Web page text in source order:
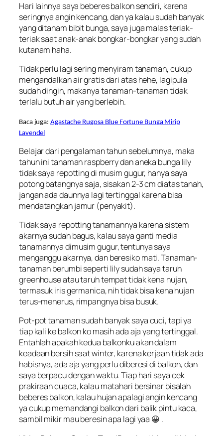
Hari lainnya saya beberes balkon sendiri, karena
seringnya angin kencang, dan ya kalau sudah banyak
yang ditanam bibit bunga, saya juga malas teriak-
teriak saat anak-anak bongkar-bongkar yang sudah
kutanam haha.
Tidak perlu lagi sering menyiram tanaman, cukup
mengandalkan air gratis dari atas hehe, lagipula
sudah dingin, makanya tanaman-tanaman tidak
terlalu butuh air yang berlebih.
Baca juga: Agastache Rugosa Blue Fortune Bunga Mirip
Lavendel
Belajar dari pengalaman tahun sebelumnya, maka
tahun ini tanaman raspberry dan aneka bunga lily
tidak saya repotting di musim gugur, hanya saya
potong batangnya saja, sisakan 2-3 cm diatas tanah,
jangan ada daunnya lagi tertinggal karena bisa
mendatangkan jamur (penyakit).
Tidak saya repotting tanamannya karena sistem
akarnya sudah bagus, kalau saya ganti media
tanamannya dimusim gugur, tentunya saya
menganggu akarnya, dan beresiko mati. Tanaman-
tanaman berumbi seperti lily sudah saya taruh
greenhouse atau taruh tempat tidak kena hujan,
termasuk iris germanica, nih tidak bisa kena hujan
terus-menerus, rimpangnya bisa busuk.
Pot-pot tanaman sudah banyak saya cuci, tapi ya
tiap kali ke balkon ko masih ada aja yang tertinggal.
Entahlah apakah kedua balkonku akan dalam
keadaan bersih saat winter, karena kerjaan tidak ada
habisnya, ada aja yang perlu diberesi di balkon, dan
saya berpacu dengan waktu. Tiap hari saya cek
prakiraan cuaca, kalau matahari bersinar bisalah
beberes balkon, kalau hujan apalagi angin kencang
ya cukup memandangi balkon dari balik pintu kaca,
sambil mikir mau beresin apa lagi yaa 😀 .